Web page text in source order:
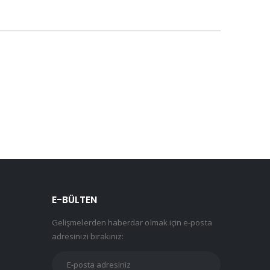
E-BÜLTEN
Gelişmelerden haberdar olmak için e-posta
adresinizi bırakınız: